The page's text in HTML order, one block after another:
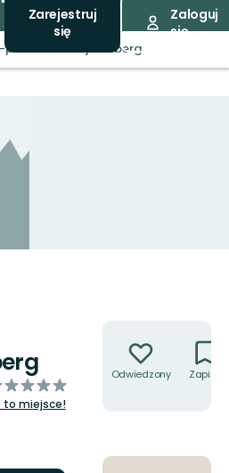
Zarejestruj
się
Zaloguj
się
plats Abborrtjärnsberg
to miejsce!
Odwiedzony Zapisz